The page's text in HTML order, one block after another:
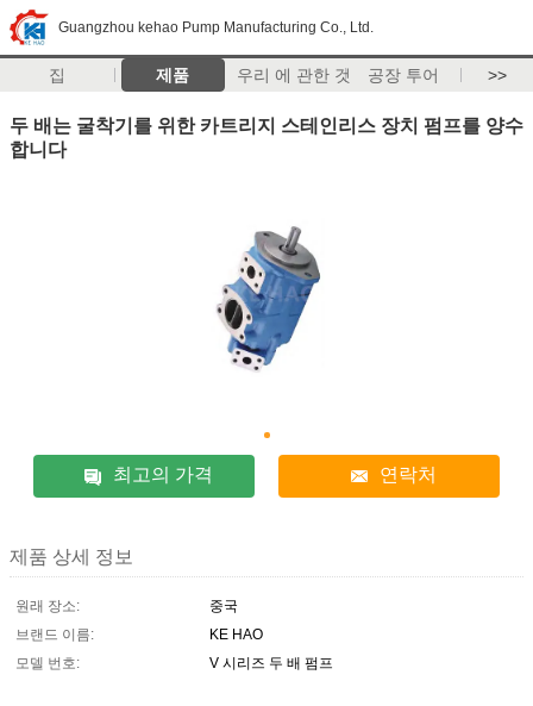
Guangzhou kehao Pump Manufacturing Co., Ltd.
집 제품 우리 에 관한 것 공장 투어 >>
두 배는 굴착기를 위한 카트리지 스테인리스 장치 펌프를 양수
합니다
최고의 가격 연락처
제품 상세 정보
원래 장소:
중국
브랜드 이름:
KE HAO
모델 번호:
V 시리즈 두 배 펌프